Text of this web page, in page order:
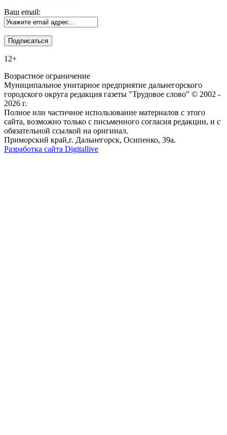
Ваш email:
12+
Возрастное ограничение
Муниципальное унитарное предприятие дальнегорского
городского округа редакция газеты "Трудовое слово" © 2002 -
2026 г.
Полное или частичное использование материалов с этого
сайта, возможно только с письменного согласия редакции, и с
обязательной ссылкой на оригинал.
Приморский край,г. Дальнегорск, Осипенко, 39а.
Разработка сайта Digitallive